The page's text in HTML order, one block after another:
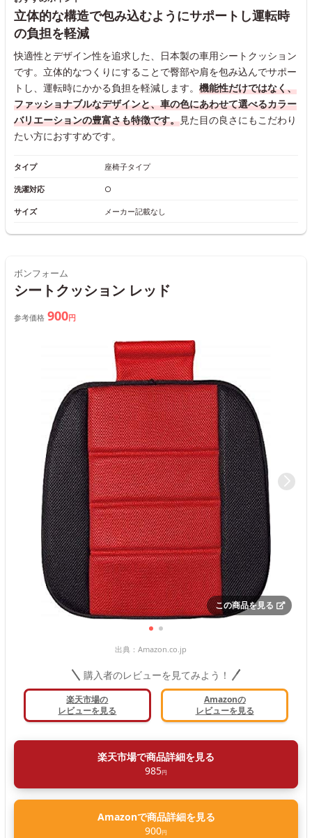
立体的な構造で包み込むようにサポートし運転時
の負担を軽減
快適性とデザイン性を追求した、日本製の車用シートクッション
です。立体的なつくりにすることで臀部や肩を包み込んでサポー
トし、運転時にかかる負担を軽減します。 機能性だけではなく、
ファッショナブルなデザインと、車の色にあわせて選べるカラー
バリエーションの豊富さも特徴です。見た目の良さにもこだわり
たい方におすすめです。
タイプ 座椅子タイプ
洗濯対応 ○
サイズ メーカー記載なし
ボンフォーム
シートクッション レッド
参考価格 900円
この商品を見る
出典： Amazon.co.jp
購入者のレビューを見てみよう！
楽天市場の
レビューを見る
Amazonの
レビューを見る
楽天市場で商品詳細を見る
985円
Amazonで商品詳細を見る
900円